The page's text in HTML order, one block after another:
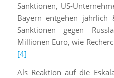
Sanktionen, US-
Bayern entgehen
Sanktionen gegen
Millionen Euro, wie
[4]
Als Reaktion auf die